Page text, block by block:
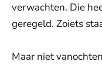
verwachten. Die
geregeld. Zoiets
Maar niet